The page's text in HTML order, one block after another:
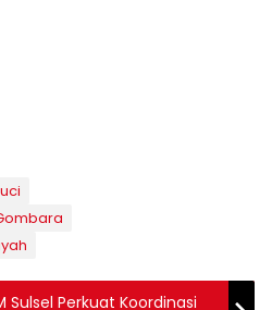
Sulsel Perkuat Koordinasi